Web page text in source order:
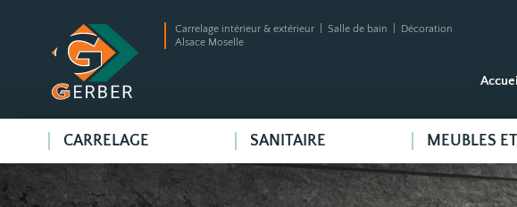
Carrelage intérieur & extérieur | Salle de bain | Décoration
Alsace Moselle
Accueil
CARRELAGE SANITAIRE MEUBLES